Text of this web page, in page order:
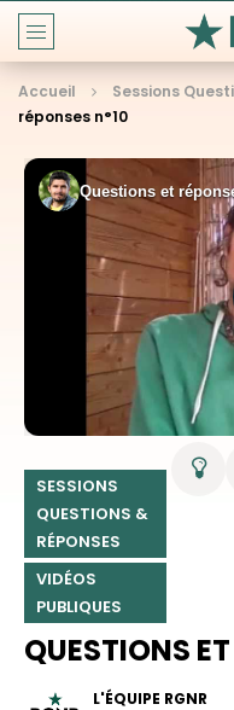
Accueil Sessions
réponses n°10
SESSIONS
QUESTIONS &
RÉPONSES
VIDÉOS
PUBLIQUES
QUESTIONS
L'ÉQUIPE RGNR